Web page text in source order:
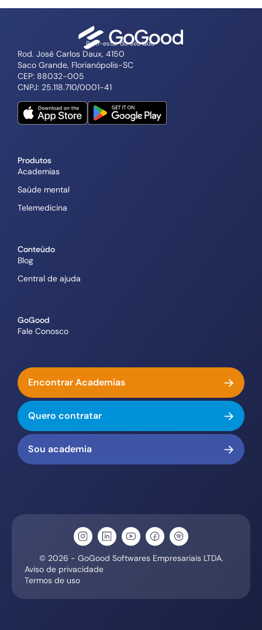
Bem-estar do seu lado
Rod. José Carlos Daux, 4150
Saco Grande, Florianópolis-SC
CEP: 88032-005
CNPJ: 25.118.710/0001-41
Produtos
Academias
Saúde mental
Telemedicina
Conteúdo
Blog
Central de ajuda
GoGood
Fale Conosco
Encontrar Academias
Quero contratar
Sou academia
© 2026 - GoGood Softwares Empresariais LTDA.
Aviso de privacidade
Termos de uso